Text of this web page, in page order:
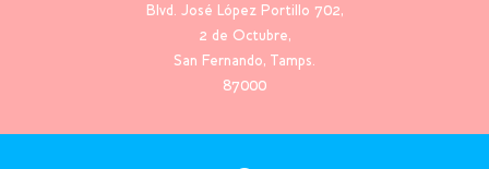
Blvd. José López Portillo 702,
2 de Octubre,
San Fernando, Tamps.
87000